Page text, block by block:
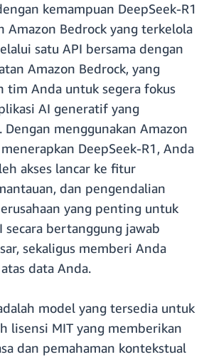
kemampuan DeepSeek-R1
Amazon Bedrock yang terkelola
satu API bersama dengan
Amazon Bedrock, yang
tim Anda untuk segera fokus
AI generatif yang
menggunakan Amazon
DeepSeek-R1, Anda
akses lancar ke fitur
dan pengendalian
yang penting untuk
secara bertanggung jawab
sekaligus memberi Anda
data Anda.
model yang tersedia untuk
lisensi MIT yang memberikan
dan pemahaman kontekstual